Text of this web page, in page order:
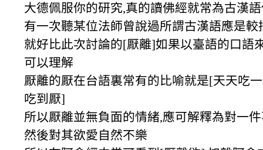
大德佩服你的研究,真的讀佛經就常為古漢
有一次聽某位法師曾說過所謂古漢語應是較
就好比此次討論的[厭離]如果以臺語的口語
可以理解
厭離的厭在台語裏常有的比喻就是[天天吃
吃到厭]
所以厭離並無負面的情緒,應可解釋為對一
然後對其欲愛自然不樂